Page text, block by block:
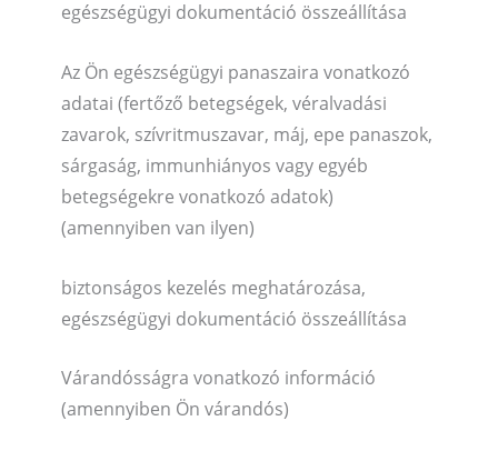
egészségügyi dokumentáció összeállítása
Az Ön egészségügyi panaszaira vonatkozó
adatai (fertőző betegségek, véralvadási
zavarok, szívritmuszavar, máj, epe panaszok,
sárgaság, immunhiányos vagy egyéb
betegségekre vonatkozó adatok)
(amennyiben van ilyen)
biztonságos kezelés meghatározása,
egészségügyi dokumentáció összeállítása
Várandósságra vonatkozó információ
(amennyiben Ön várandós)